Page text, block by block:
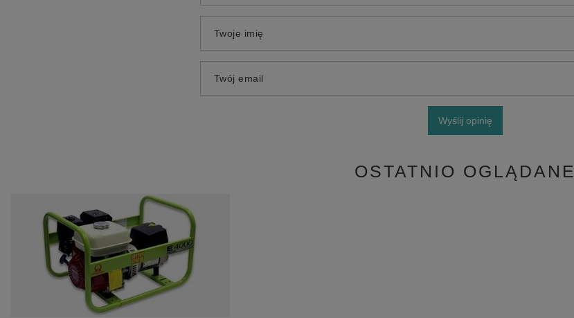
Twoje imię
Twój email
Wyślij opinię
OSTATNIO OGLĄDANE